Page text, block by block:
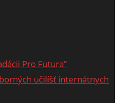
Pro Futura”
učilíšť internátnych